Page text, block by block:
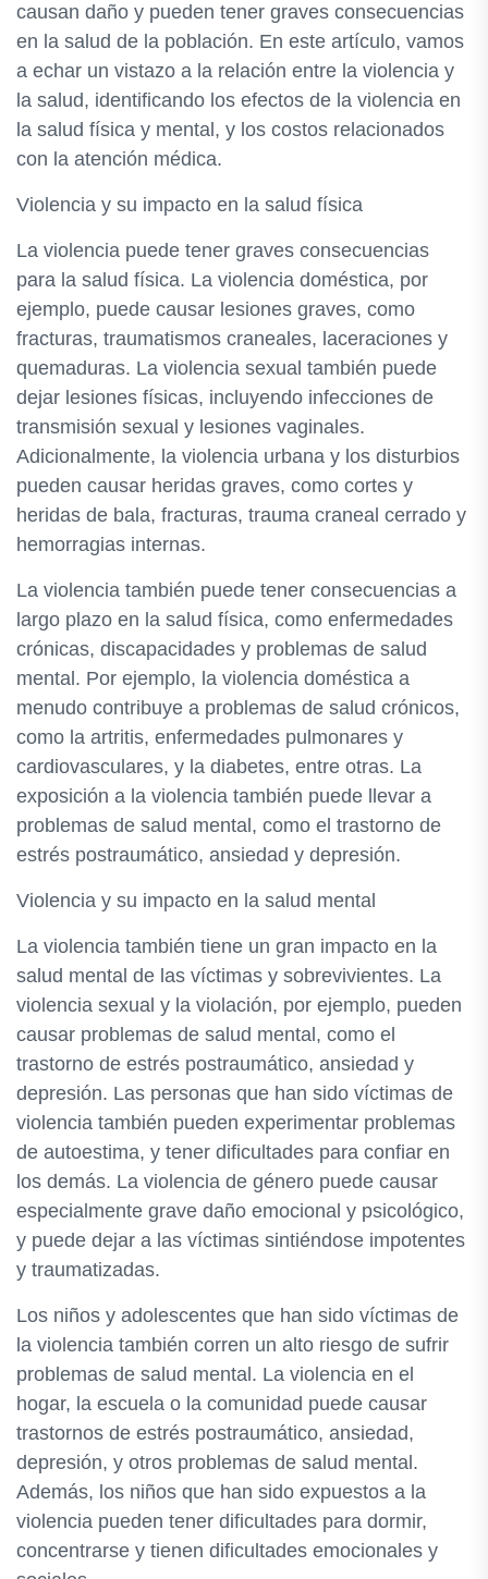
causan daño y pueden tener graves consecuencias
en la salud de la población. En este artículo, vamos
a echar un vistazo a la relación entre la violencia y
la salud, identificando los efectos de la violencia en
la salud física y mental, y los costos relacionados
con la atención médica.
Violencia y su impacto en la salud física
La violencia puede tener graves consecuencias
para la salud física. La violencia doméstica, por
ejemplo, puede causar lesiones graves, como
fracturas, traumatismos craneales, laceraciones y
quemaduras. La violencia sexual también puede
dejar lesiones físicas, incluyendo infecciones de
transmisión sexual y lesiones vaginales.
Adicionalmente, la violencia urbana y los disturbios
pueden causar heridas graves, como cortes y
heridas de bala, fracturas, trauma craneal cerrado y
hemorragias internas.
La violencia también puede tener consecuencias a
largo plazo en la salud física, como enfermedades
crónicas, discapacidades y problemas de salud
mental. Por ejemplo, la violencia doméstica a
menudo contribuye a problemas de salud crónicos,
como la artritis, enfermedades pulmonares y
cardiovasculares, y la diabetes, entre otras. La
exposición a la violencia también puede llevar a
problemas de salud mental, como el trastorno de
estrés postraumático, ansiedad y depresión.
Violencia y su impacto en la salud mental
La violencia también tiene un gran impacto en la
salud mental de las víctimas y sobrevivientes. La
violencia sexual y la violación, por ejemplo, pueden
causar problemas de salud mental, como el
trastorno de estrés postraumático, ansiedad y
depresión. Las personas que han sido víctimas de
violencia también pueden experimentar problemas
de autoestima, y tener dificultades para confiar en
los demás. La violencia de género puede causar
especialmente grave daño emocional y psicológico,
y puede dejar a las víctimas sintiéndose impotentes
y traumatizadas.
Los niños y adolescentes que han sido víctimas de
la violencia también corren un alto riesgo de sufrir
problemas de salud mental. La violencia en el
hogar, la escuela o la comunidad puede causar
trastornos de estrés postraumático, ansiedad,
depresión, y otros problemas de salud mental.
Además, los niños que han sido expuestos a la
violencia pueden tener dificultades para dormir,
concentrarse y tienen dificultades emocionales y